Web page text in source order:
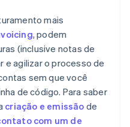
mais
, podem
(inclusive notas de
e agilizar o processo de
sem que você
de código. Para saber
criação e emissão de
com um de